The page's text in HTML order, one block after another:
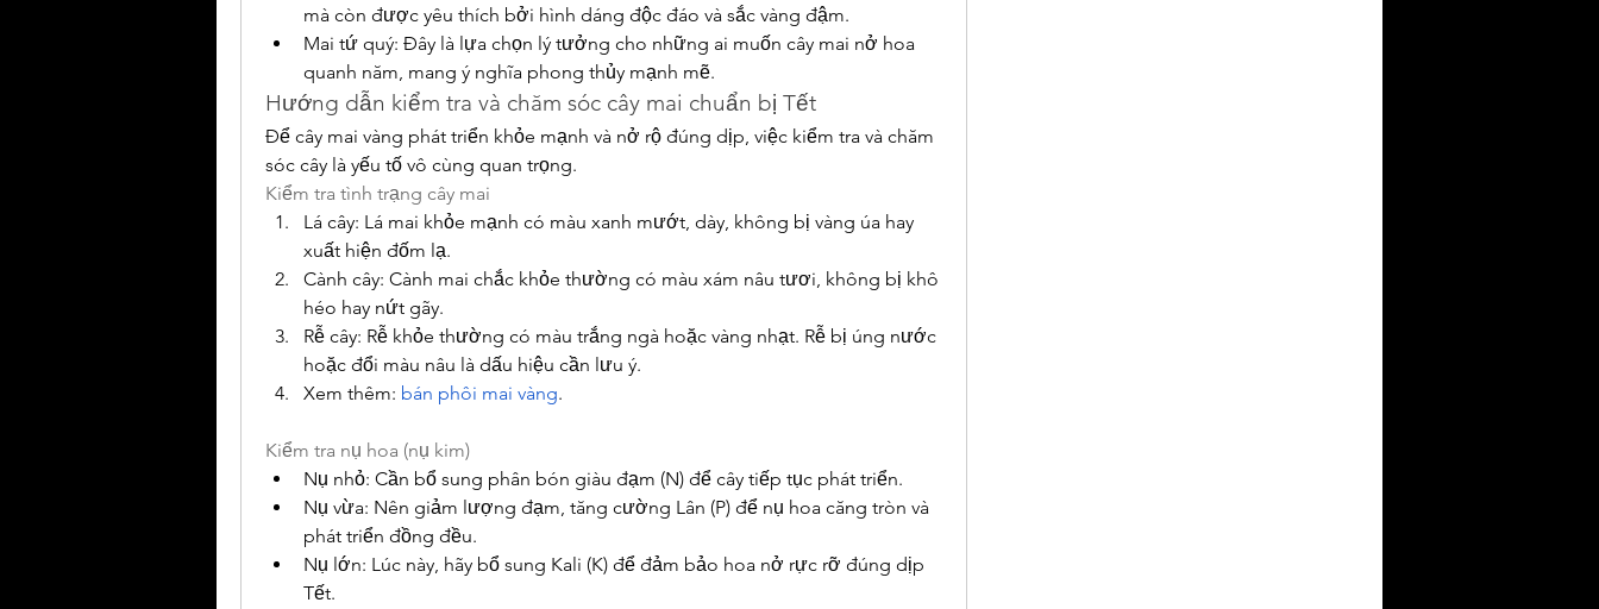
mà còn được yêu thích bởi hình dáng độc đáo và sắc vàng đậm.
Mai tứ quý: Đây là lựa chọn lý tưởng cho những ai muốn cây mai nở hoa
quanh năm, mang ý nghĩa phong thủy mạnh mẽ.
Hướng dẫn kiểm tra và chăm sóc cây mai chuẩn bị Tết
Để cây mai vàng phát triển khỏe mạnh và nở rộ đúng dịp, việc kiểm tra và chăm
sóc cây là yếu tố vô cùng quan trọng.
Kiểm tra tình trạng cây mai
Lá cây: Lá mai khỏe mạnh có màu xanh mướt, dày, không bị vàng úa hay
xuất hiện đốm lạ.
Cành cây: Cành mai chắc khỏe thường có màu xám nâu tươi, không bị khô
héo hay nứt gãy.
Rễ cây: Rễ khỏe thường có màu trắng ngà hoặc vàng nhạt. Rễ bị úng nước
hoặc đổi màu nâu là dấu hiệu cần lưu ý.
Xem thêm: bán phôi mai vàng.
Kiểm tra nụ hoa (nụ kim)
Nụ nhỏ: Cần bổ sung phân bón giàu đạm (N) để cây tiếp tục phát triển.
Nụ vừa: Nên giảm lượng đạm, tăng cường Lân (P) để nụ hoa căng tròn và
phát triển đồng đều.
Nụ lớn: Lúc này, hãy bổ sung Kali (K) để đảm bảo hoa nở rực rỡ đúng dịp
Tết.